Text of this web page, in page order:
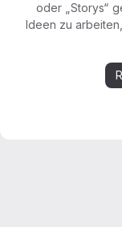
oder „Storys“
Ideen zu